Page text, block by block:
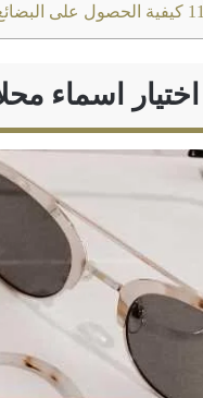
11 كيفية الحصول على
اختيار اسماء